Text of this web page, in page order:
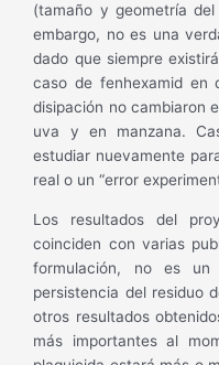
(tamaño y geometría
embargo, no es una
dado que siempre
caso de fenhexamid en
disipación no cambiaron
uva y en manzana.
estudiar nuevamente
real o un “error
Los resultados del
coinciden con varias
formulación, no es
persistencia del residuo
otros resultados
más importantes al